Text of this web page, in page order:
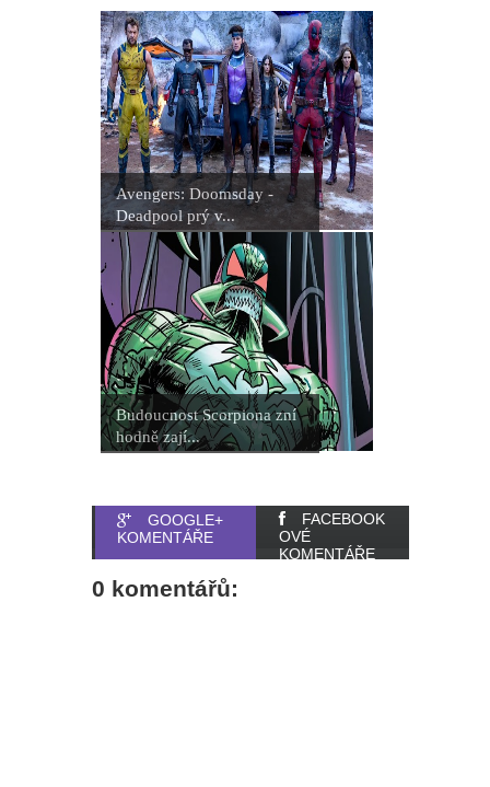
Avengers: Doomsday -
Deadpool prý v...
Budoucnost Scorpiona zní
hodně zají...
GOOGLE+
KOMENTÁŘE
FACEBOOK
OVÉ
KOMENTÁŘE
0 komentářů: